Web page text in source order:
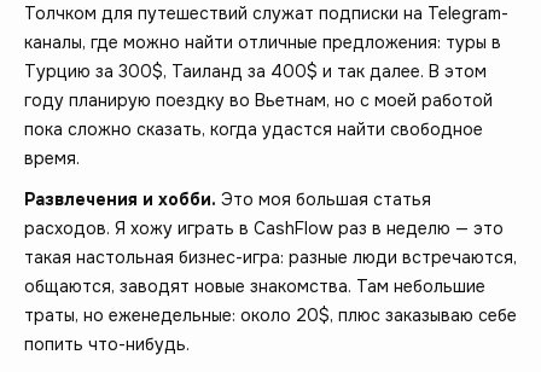
Толчком для путешествий служат подписки на Telegram-
каналы, где можно найти отличные предложения: туры в
Турцию за 300$, Таиланд за 400$ и так далее. В этом
году планирую поездку во Вьетнам, но с моей работой
пока сложно сказать, когда удастся найти свободное
время.
Развлечения и хобби. Это моя большая статья
расходов. Я хожу играть в CashFlow раз в неделю — это
такая настольная бизнес-игра: разные люди встречаются,
общаются, заводят новые знакомства. Там небольшие
траты, но еженедельные: около 20$, плюс заказываю себе
попить что-нибудь.